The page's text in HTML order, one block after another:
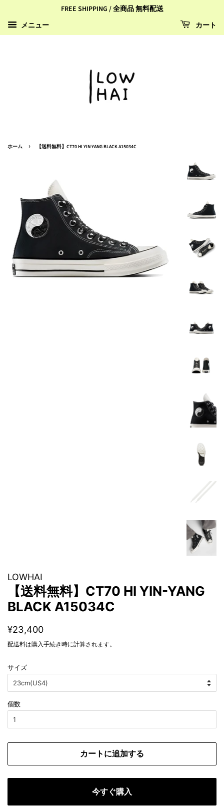
FREE SHIPPING / 全商品 無料配送
メニュー カート
ホーム › 【送料無料】CT70 HI YIN-YANG BLACK A15034C
LOWHAI
【送料無料】CT70 HI YIN-YANG
BLACK A15034C
通
価
¥23,400
価
配送料は購入手続き時に計算されます。
サイズ
個数
カートに追加する
今すぐ購入